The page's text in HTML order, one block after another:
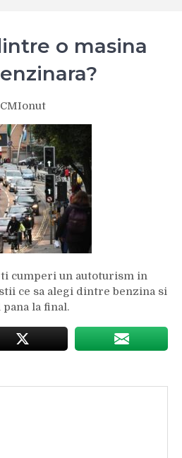
o masina
CMIonut
ti cumperi un autoturism in
ce sa alegi dintre benzina si
la final.